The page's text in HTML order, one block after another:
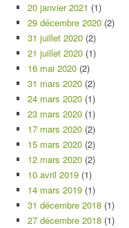
20 janvier 2021 (1)
29 décembre 2020 (2)
31 juillet 2020 (2)
21 juillet 2020 (1)
16 mai 2020 (2)
31 mars 2020 (2)
24 mars 2020 (1)
23 mars 2020 (1)
17 mars 2020 (2)
15 mars 2020 (2)
12 mars 2020 (2)
10 avril 2019 (1)
14 mars 2019 (1)
31 décembre 2018 (1)
27 décembre 2018 (1)